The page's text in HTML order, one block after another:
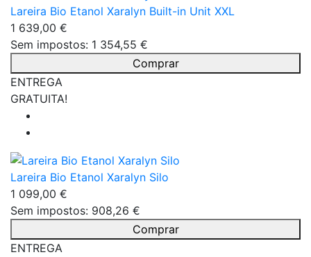
Lareira Bio Etanol Xaralyn Built-in Unit XXL
1 639,00 €
Sem impostos: 1 354,55 €
Comprar
ENTREGA
GRATUITA!
Lareira Bio Etanol Xaralyn Silo
1 099,00 €
Sem impostos: 908,26 €
Comprar
ENTREGA